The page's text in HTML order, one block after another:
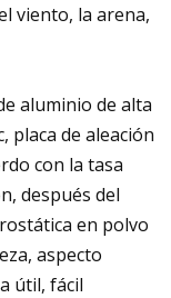
viento, la arena,
aluminio de alta
placa de aleación
con la tasa
después del
en polvo
aspecto
útil, fácil